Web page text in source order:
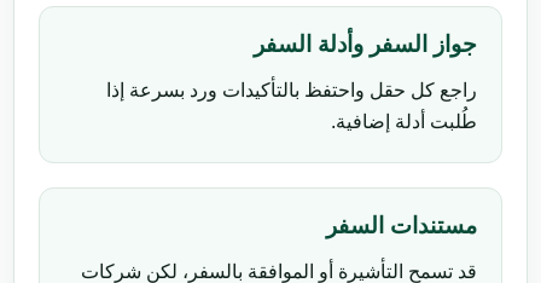
جواز السفر وأدلة السفر
راجع كل حقل واحتفظ بالتأكيدات ورد بسرعة إذا
طُلبت أدلة إضافية.
مستندات السفر
قد تسمح التأشيرة أو الموافقة بالسفر، لكن شركات